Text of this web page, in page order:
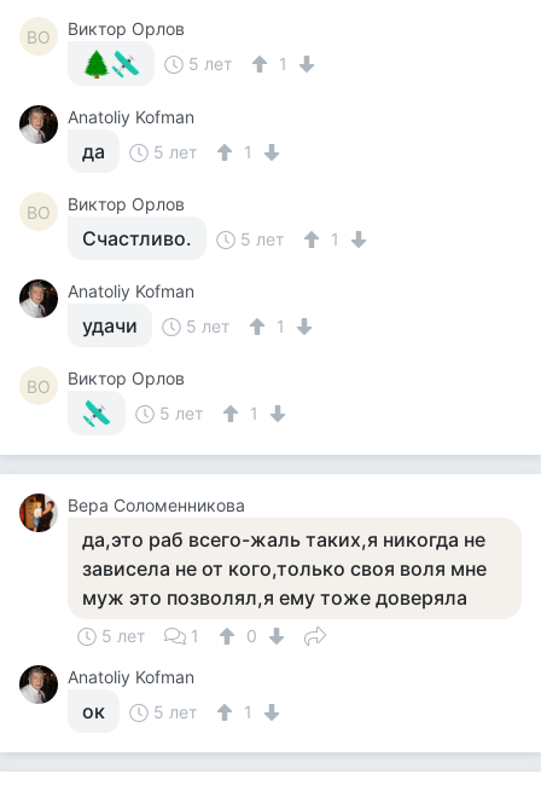
ВО
Виктор Орлов
5 лет
1
Anatoliy Kofman
да 5 лет 1
ВО Виктор Орлов
Счастливо. 5 лет 1
Anatoliy Kofman
удачи 5 лет 1
ВО
Виктор Орлов
5 лет
1
Вера Соломенникова
да,это раб всего-жаль таких,я никогда не
зависела не от кого,только своя воля мне
муж это позволял,я ему тоже доверяла
5 лет 1
0
Anatoliy Kofman
ок 5 лет 1